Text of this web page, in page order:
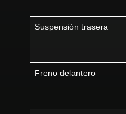
Suspensión trasera
Freno delantero